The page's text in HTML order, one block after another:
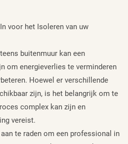
voor het Isoleren van uw
buitenmuur kan een
om energieverlies te verminderen
Hoewel er verschillende
zijn, is het belangrijk om te
complex kan zijn en
vereist.
te raden om een professional in